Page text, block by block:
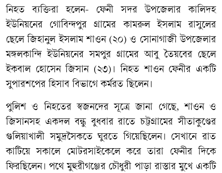
নিহত ব্যক্তিরা হলেন- ফেনী সদর উপজেলার কালিদহ
ইউনিয়নের গোবিন্দপুর গ্রামের কামরুল ইসলাম রাসুলের
ছেলে জিহানুল ইসলাম শাওন (২০) ও সোনাগাজী উপজেলার
মঙ্গলকান্দি ইউনিয়নের সমপুর গ্রামের আবু তৈয়বের ছেলে
ইকবাল হোসেন জিসান (২৩)। নিহত শাওন ফেনীর একটি
সুপারশপের হিসাব বিভাগে কর্মরত ছিলেন।
পুলিশ ও নিহতের স্বজনদের সূত্রে জানা গেছে, শাওন ও
জিসানসহ একদল বন্ধু বুধবার রাতে চট্টগ্রামের সীতাকুণ্ডের
গুলিয়াখালী সমুদ্রসৈকতে ঘুরতে গিয়েছিলেন। সেখানে রাত
কাটিয়ে সকালে মোটরসাইকেলে করে তারা ফেনীর দিকে
ফিরছিলেন। পথে মুহুরীগঞ্জের চৌধুরী পাড়া রাস্তার মুখে একটি